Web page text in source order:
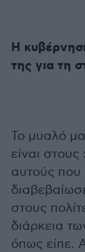
Η
της για τη
Το μυαλό
είναι
αυτούς που
στους
διάρκεια
όπως είπε.